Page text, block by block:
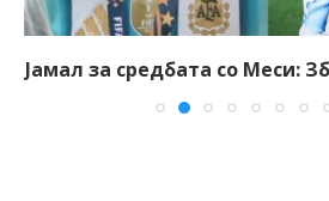
Јамал за средбата со Меси: